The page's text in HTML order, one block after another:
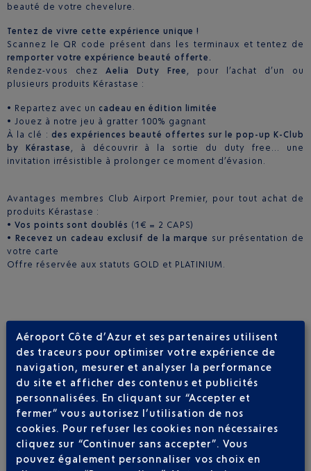
beauté de votre chevelure.
Tentez de vivre cette expérience unique !
Scannez le QR code présent dans les terminaux et tentez de
remporter votre expérience beauté offerte.
Rendez-vous chezAelia Duty Free , pour l’achat d’un ou
plusieurs produits Kérastase :
• Repartez avec uncadeau en édition limitée
• Jouez à notre jeu à gratter 100% gagnant
À la clé : des expériences beauté offertes sur le pop-up K-Club
by Kérastase , à découvrir à la sortie du duty free… une
invitation irrésistible à prolonger ce moment d’évasion.
Avantages membres Club Airport Premier, pour tout achat de
produits Kérastase :
• Vos points sont doublés (1€ = 2 CAPS)
• Recevez un cadeau exclusif de la marque sur présentation de
votre carte
Offre réservée aux statuts GOLD et PLATINIUM.
TENTEZ DE GAGNER UNE NUIT DE RÊVE À CANNES
Prolongez l’expérience avec un jeu-concours exceptionnel
partenariat avec leJW Marriott Cannes
À la clé :
1 nuit pour 2 personnes + petit déjeuner
Pour participer :
Effectuez un achat en boutique de 80 €
Aéroport Côte d’Azur et ses partenaires utilisent
des traceurs pour optimiser votre expérience de
navigation, mesurer et analyser la performance
du site et afficher des contenus et publicités
personnalisées. En cliquant sur “Accepter et
fermer” vous autorisez l’utilisation de nos
cookies. Pour refuser les cookies non nécessaires
cliquez sur “Continuer sans accepter”. Vous
pouvez également personnaliser vos choix en